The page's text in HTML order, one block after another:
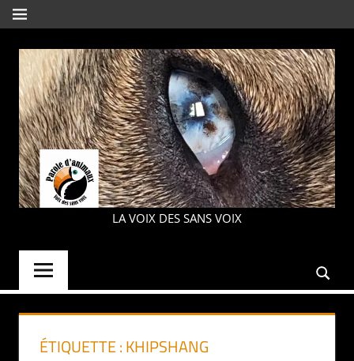
Aller
au
contenu
MENU
PAROLE
LA VOIX DES SANS VOIX
ÉTIQUETTE :KHIPSHANG